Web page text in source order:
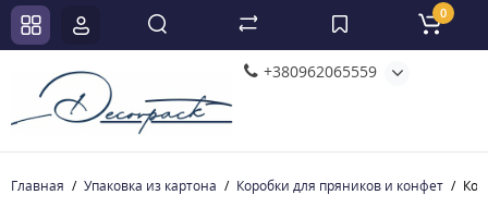
+380962065559
0
Главная Упаковка из картона Коробки для пряников и конфет